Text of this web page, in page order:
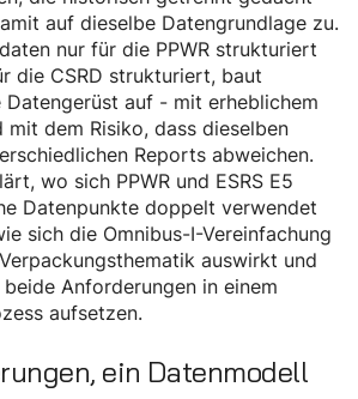
auf dieselbe Datengrundlage zu.
nur für die PPWR strukturiert
die CSRD strukturiert, baut
Datengerüst auf - mit erheblichem
mit dem Risiko, dass dieselben
Reports abweichen.
wo sich PPWR und ESRS E5
Datenpunkte doppelt verwendet
sich die Omnibus-I-Vereinfachung
auswirkt und
Anforderungen in einem
aufsetzen.
ein Datenmodell